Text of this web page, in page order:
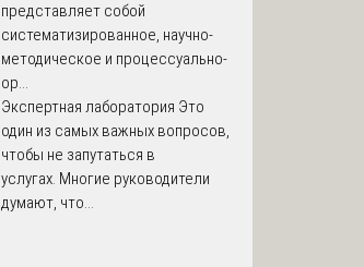
представляет собой
систематизированное, научно-
методическое и процессуально-
ор...
Экспертная лаборатория Это
один из самых важных вопросов,
чтобы не запутаться в
услугах. Многие руководители
думают, что...